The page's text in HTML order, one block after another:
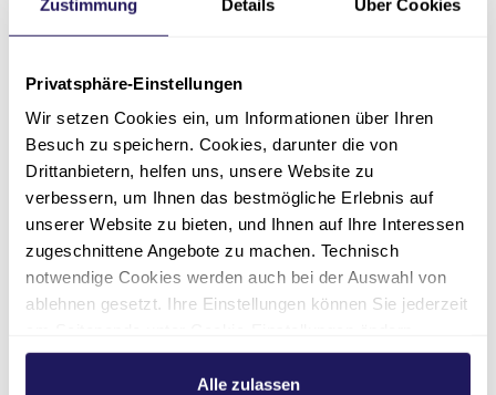
Zustimmung Details Über Cookies
Privatsphäre-Einstellungen
Wir setzen Cookies ein, um Informationen über Ihren
Besuch zu speichern. Cookies, darunter die von
Drittanbietern, helfen uns, unsere Website zu
verbessern, um Ihnen das bestmögliche Erlebnis auf
unserer Website zu bieten, und Ihnen auf Ihre Interessen
zugeschnittene Angebote zu machen. Technisch
notwendige Cookies werden auch bei der Auswahl von
ablehnen gesetzt. Ihre Einstellungen können Sie jederzeit
Weitere Informationen hierzu finden Sie in unserer
.Alle zulassen
Diakonie und der Paul-Gerhardt-Stiftung. Das
Krankenhaus bietet neben einer hochwertigen
Allgemein- und Notfallversorgung auch
spezialisierte Fachbereiche und neun
medizinische Zentren. Jährlich werden etwa
14.000 Patientinnen und Patienten stationär
sowie 27.200 Patientinnen und Patienten
ambulant behandelt.
Der Landtag von Sachsen-Anhalt hatte im
umfassendes zukunftsgerichtetes